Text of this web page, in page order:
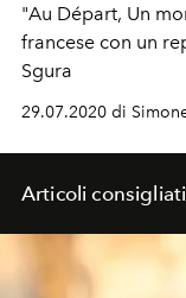
"Au Départ, Un
francese con un
Sgura
29.07.2020 di
Articoli consigliati